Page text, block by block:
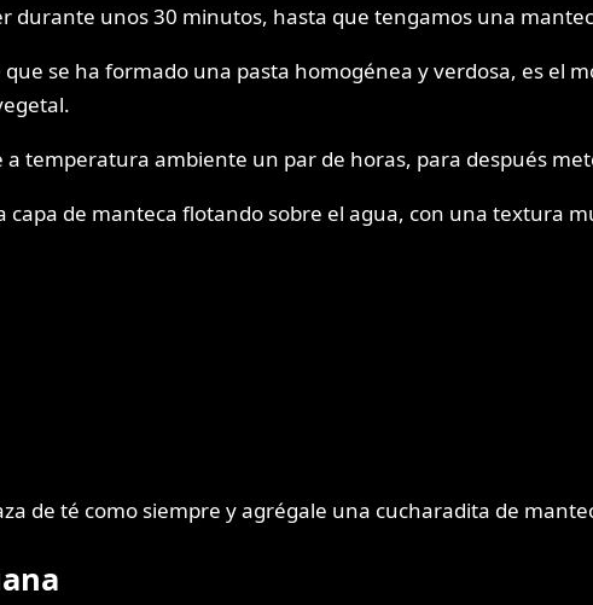
durante unos 30 minutos, hasta que tengamos una
se ha formado una pasta homogénea y verdosa, es el
temperatura ambiente un par de horas, para después
de manteca flotando sobre el agua, con una textura
de té como siempre y agrégale una cucharadita de